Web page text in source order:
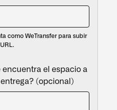
como WeTransfer para subir
el espacio a
(opcional)